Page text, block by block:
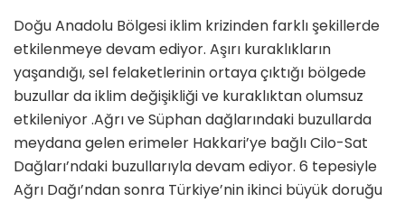
Doğu Anadolu Bölgesi iklim krizinden farklı şekillerde
etkilenmeye devam ediyor. Aşırı kuraklıkların
yaşandığı, sel felaketlerinin ortaya çıktığı bölgede
buzullar da iklim değişikliği ve kuraklıktan olumsuz
etkileniyor .Ağrı ve Süphan dağlarındaki buzullarda
meydana gelen erimeler Hakkari’ye bağlı Cilo-Sat
Dağları’ndaki buzullarıyla devam ediyor. 6 tepesiyle
Ağrı Dağı’ndan sonra Türkiye’nin ikinci büyük doruğu